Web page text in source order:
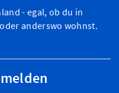
- egal, ob du in
anderswo wohnst.